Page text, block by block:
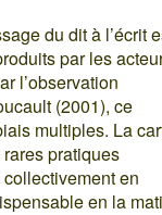
du dit à l’écrit
par les
l’observation
(2001), ce
multiples. La
rares pratiques
en
en la